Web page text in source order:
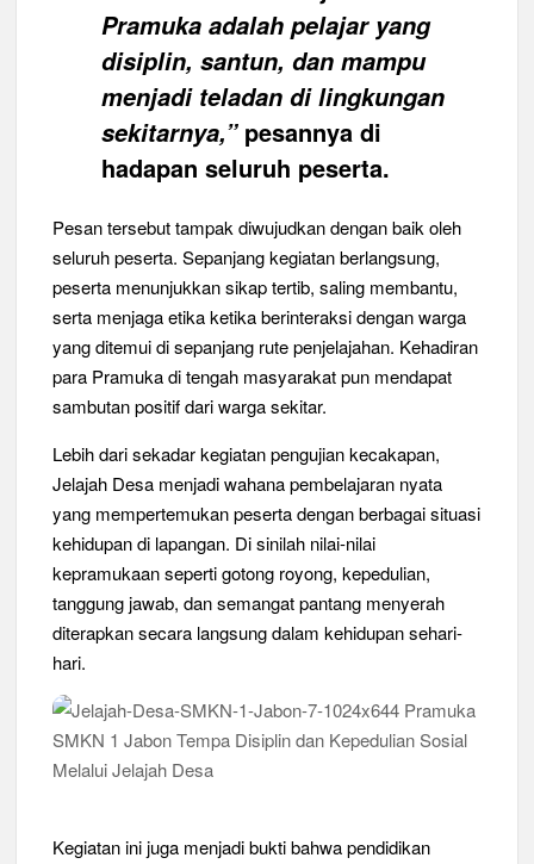
Pramuka adalah pelajar yang
disiplin, santun, dan mampu
menjadi teladan di lingkungan
sekitarnya,”pesannya di
hadapan seluruh peserta.
Pesan tersebut tampak diwujudkan dengan baik oleh
seluruh peserta. Sepanjang kegiatan berlangsung,
peserta menunjukkan sikap tertib, saling membantu,
serta menjaga etika ketika berinteraksi dengan warga
yang ditemui di sepanjang rute penjelajahan. Kehadiran
para Pramuka di tengah masyarakat pun mendapat
sambutan positif dari warga sekitar.
Lebih dari sekadar kegiatan pengujian kecakapan,
Jelajah Desa menjadi wahana pembelajaran nyata
yang mempertemukan peserta dengan berbagai situasi
kehidupan di lapangan. Di sinilah nilai-nilai
kepramukaan seperti gotong royong, kepedulian,
tanggung jawab, dan semangat pantang menyerah
diterapkan secara langsung dalam kehidupan sehari-
hari.
Kegiatan ini juga menjadi bukti bahwa pendidikan